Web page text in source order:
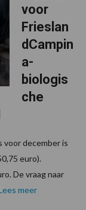
voor
Frieslan
dCampin
a-
biologis
che
voor december is
euro).
De vraag naar
meer